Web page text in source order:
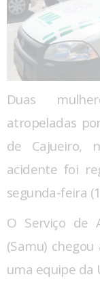
Duas
atropeladas
de Cajueiro,
acidente foi
segunda-feira
O Serviço de
(Samu)
uma equipe da